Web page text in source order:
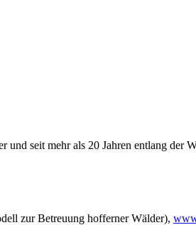
seit mehr als 20 Jahren entlang der
zur Betreuung hofferner Wälder),